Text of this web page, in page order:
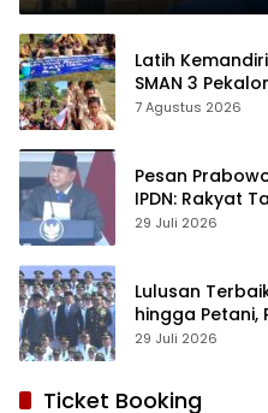
Latih
SMAN 3
dan Respon
7 Agustus 2026
Pesan
IPDN: Rakyat
29 Juli 2026
Lulusan
hingga Petani,
Hati Saya
29 Juli 2026
Ticket Booking